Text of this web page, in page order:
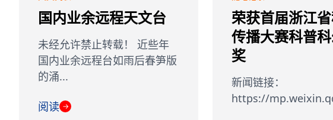
国内业余远程天文台
未经允许禁止转载！ 近些年
国内业余远程台如雨后春笋版
的涌...
阅读 →
荣获首届浙江
传播大赛科普
奖
新闻链接：
https://